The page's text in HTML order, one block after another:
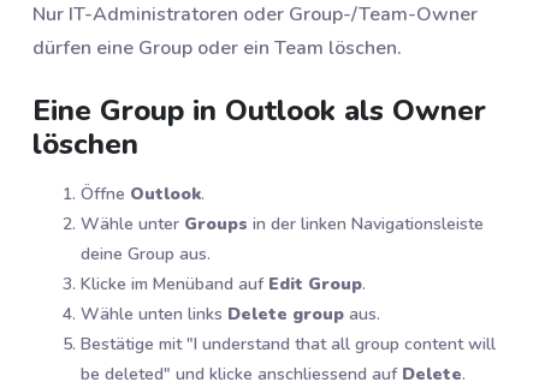
Nur IT-Administratoren oder Group-/Team-Owner
dürfen eine Group oder ein Team löschen.
Eine Group in Outlook als Owner
löschen
Öffne Outlook.
Wähle unter Groups in der linken Navigationsleiste
deine Group aus.
Klicke im Menüband auf Edit Group.
Wähle unten links Delete group aus.
Bestätige mit "I understand that all group content will
be deleted" und klicke anschliessend auf Delete.